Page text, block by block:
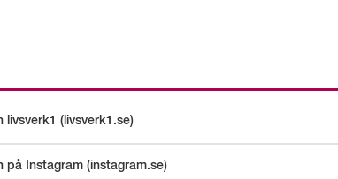
livsverk1 (livsverk1.se)
webbplats.
på Instagram (instagram.se)
webbplats.